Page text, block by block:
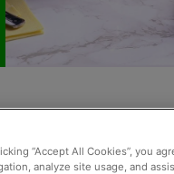
“Accept All Cookies”, you
analyze site usage, and